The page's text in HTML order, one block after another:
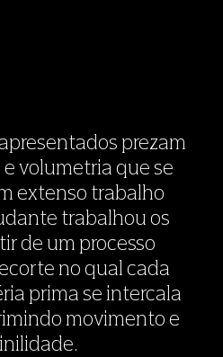
prezam
volumetria que se
extenso trabalho
trabalhou os
de um processo
no qual cada
prima se intercala
movimento e